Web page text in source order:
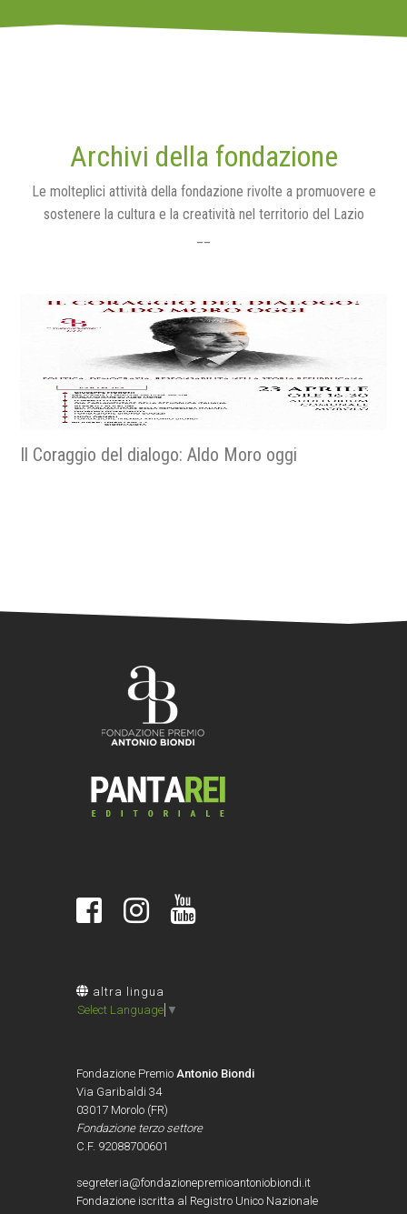
Archivi della fondazione
Le molteplici attività della fondazione rivolte a promuovere e
sostenere la cultura e la creatività nel territorio del Lazio
Religiose e religiosi nella resistenza - La fede nella
altra lingua
Select Language ▼
Fondazione Premio Antonio Biondi
Via Garibaldi 34
03017 Morolo (FR)
Fondazione terzo settore
C.F. 92088700601
segreteria@fondazionepremioantoniobiondi.it
Fondazione iscritta al Registro Unico Nazionale